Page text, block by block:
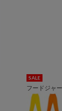
SALE
フードジャ